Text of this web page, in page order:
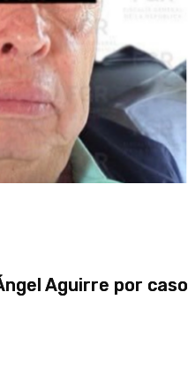
Aguirre por caso